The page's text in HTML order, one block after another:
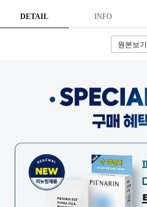
DETAIL INFO
원본보기